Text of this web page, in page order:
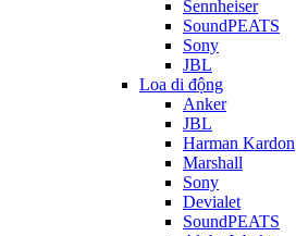
Sennheiser
SoundPEATS
Sony
JBL
Loa di động
Anker
JBL
Harman Kardon
Marshall
Sony
Devialet
SoundPEATS